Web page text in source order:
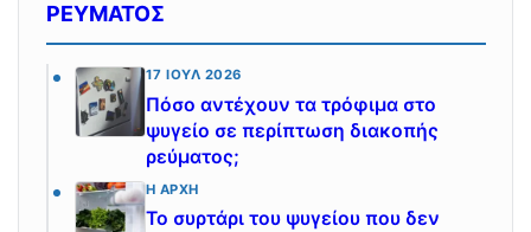
ΡΕΥΜΑΤΟΣ
17 ΙΟΎΛ 2026
Πόσο αντέχουν τα τρόφιμα στο
ψυγείο σε περίπτωση διακοπής
ρεύματος;
Η ΑΡΧΉ
Το συρτάρι του ψυγείου που δεν